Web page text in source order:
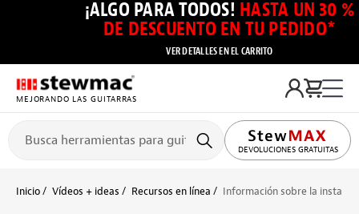
¡ALGO PARA TODOS! HASTA UN 30 %
DE DESCUENTO EN TU PEDIDO*
VER DETALLES EN EL CARRITO
MEJORANDO LAS GUITARRAS
DEVOLUCIONES GRATUITAS
Inicio Vídeos + ideas Recursos en línea Información sobre la